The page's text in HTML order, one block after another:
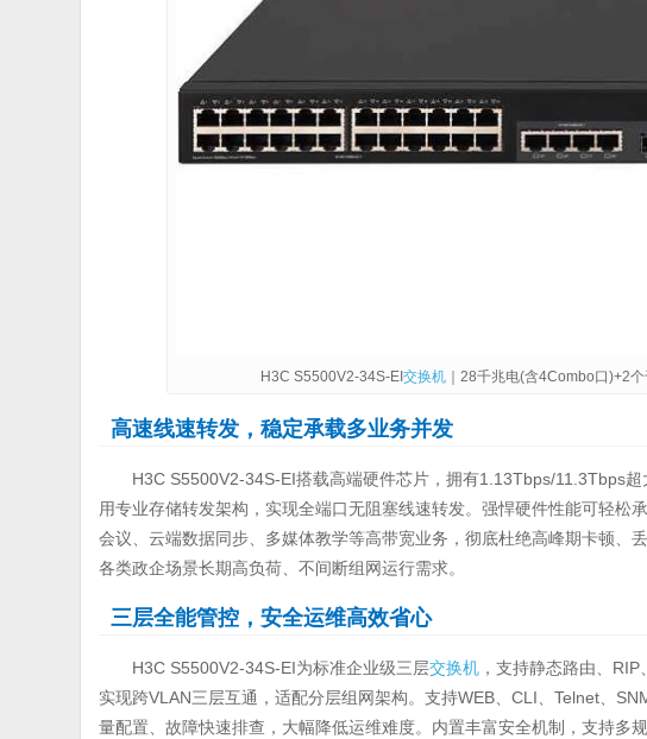
H3C S5500V2-34S-EI交换机 ｜28千兆电(含4Combo口)+2
高速线速转发，稳定承载多业务并发
H3C S5500V2-34S-EI搭载高端硬件芯片，拥有1.13Tbps/11.3Tbps
用专业存储转发架构，实现全端口无阻塞线速转发。强悍硬件性能可轻松
会议、云端数据同步、多媒体教学等高带宽业务，彻底杜绝高峰期卡顿、
各类政企场景长期高负荷、不间断组网运行需求。
三层全能管控，安全运维高效省心
H3C S5500V2-34S-EI为标准企业级三层交换机 ，支持静态路由、
实现跨VLAN三层互通，适配分层组网架构。支持WEB、CLI、Telnet、
量配置、故障快速排查，大幅降低运维难度。内置丰富安全机制，支持多